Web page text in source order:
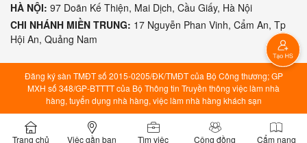
HÀ NỘI: 97 Doãn Kế Thiện, Mai Dịch, Cầu Giấy, Hà Nội
CHI NHÁNH MIỀN TRUNG: 17 Nguyễn Phan Vinh, Cẩm An, Tp
Hội An, Quảng Nam
Đăng ký sàn TMĐT số 2015-0205/ĐK/TMĐT của Bộ Công thương; GP
MXH số 348/GP-BTTTT của Bộ Thông tin Truyền thông việc làm nhà
hàng, tuyển dụng nhà hàng, việc làm nhà hàng khách sạn
Trang chủ Việc gần bạn Tìm việc Cộng đồng Cẩm nang